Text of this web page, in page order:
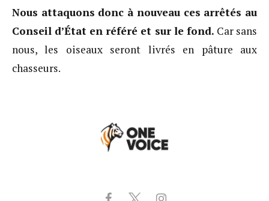
Nous attaquons donc à nouveau ces arrêtés au
Conseil d’État en référé et sur le fond. Car sans
nous, les oiseaux seront livrés en pâture aux
chasseurs.